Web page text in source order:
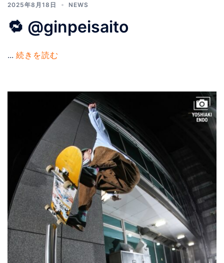
2025年8月18日 NEWS
🔁 @ginpeisaito
... 続きを読む